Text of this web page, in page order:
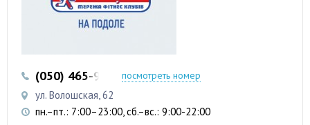
(050) 465-95-66 (044) 593-95-88
посмотреть номер
ул. Волошская, 62
пн.–пт.: 7:00–23:00, сб.–вс.: 9:00-22:00